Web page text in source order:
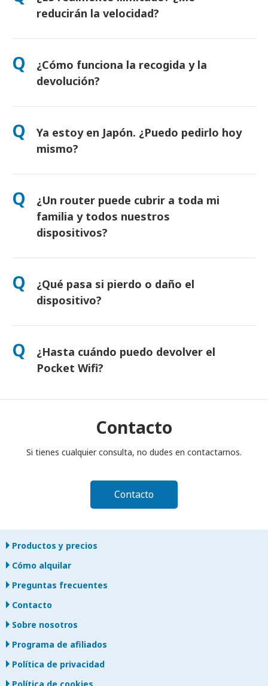
reducirán la velocidad?
Sí. Es realmente ilimitado y no aplicamos límites de uso justo
datos que quieras, todo el día. (Como en cualquier red móvil,
la congestión temporal del operador puede afectar a la
velocidad). Si alguna vez se aplicase una limitación, te
Q
¿Cómo funciona la recogida y la
devolución?
Recógelo en los principales aeropuertos o elige entrega en
sobre de devolución prepagado: solo tienes que depositarlo
en cualquier buzón de Japón. Sin papeleo ni colas.
Q
Ya estoy en Japón. ¿Puedo pedirlo hoy
mismo?
Sí. Hay recogida el mismo día en aeropuertos. Para entregas
contáctanos y te confirmaremos la opción más rápida para tu
zona.
Q
¿Un router puede cubrir a toda mi
familia y todos nuestros
dispositivos?
Sí, puedes conectar hasta 10 dispositivos a la vez (móviles,
incluimos una batería externa gratuita para usarlo todo el día.
Q
¿Qué pasa si pierdo o daño el
dispositivo?
Puede añadir un seguro al finalizar la compra para cubrir
reemplazo. Si algo sucede, contáctenos de inmediato; le
ayudaremos a mantenerse conectado.
Q
¿Hasta cuándo puedo devolver el
Pocket Wifi?
Contacto
Si tienes cualquier consulta, no dudes en contactarnos.
Contacto
Productos y precios
Cómo alquilar
Preguntas frecuentes
Contacto
Sobre nosotros
Programa de afiliados
Política de privacidad